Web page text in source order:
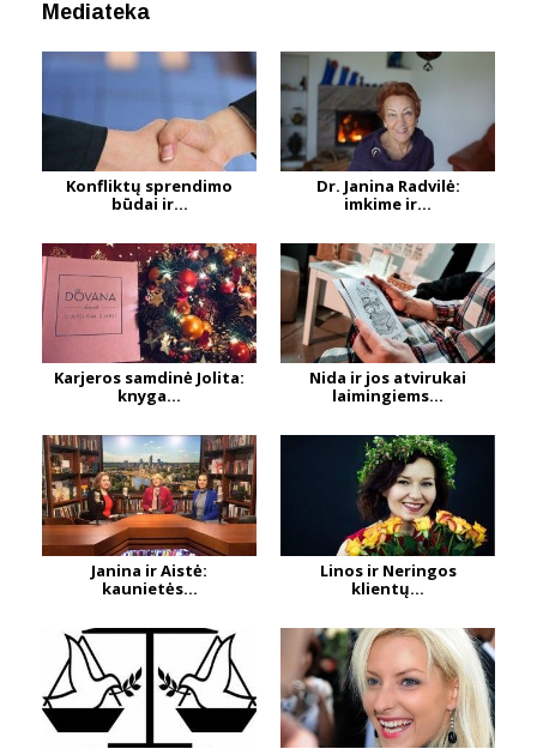
Mediateka
Konfliktų sprendimo
būdai ir...
Dr. Janina Radvilė:
imkime ir...
Karjeros samdinė Jolita:
knyga...
Nida ir jos atvirukai
laimingiems...
Janina ir Aistė:
kaunietės...
Linos ir Neringos
klientų...